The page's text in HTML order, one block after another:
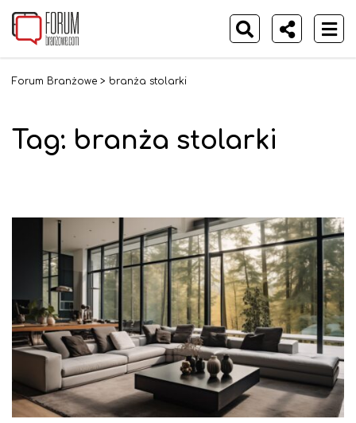
Forum Branżowe > branża stolarki
Tag: branża stolarki